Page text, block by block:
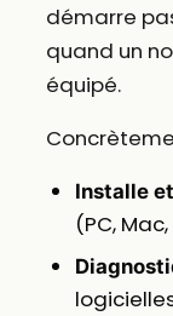
démarre
quand un
équipé.
Installe
(PC,